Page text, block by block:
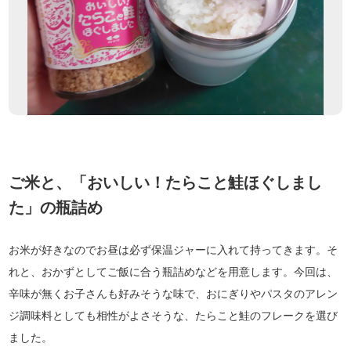
ご米と、「おいしい！たらこと鮭ほぐしまし
た」の瓶詰め
お米が好きなのでお昼は必ず保温ジャーに入れて持ってきます。そ
れと、おかずとしてご飯に合う瓶詰めなどを用意します。今回は、
辛味が無くお子さんも好みそうな味で、おにぎりやパスタのアレン
ジ調味料としても相性がよさそうな、たらこと鮭のフレークを選び
ました。